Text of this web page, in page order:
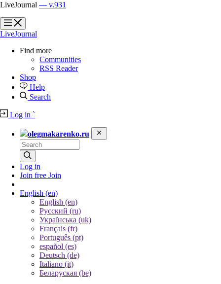
LiveJournal — v.931
?
?
LiveJournal
Find more
Communities
RSS Reader
Shop
Help
Search
Log in `
olegmakarenko.ru
Log in
Join free Join
English (en)
English (en)
Русский (ru)
Українська (uk)
Français (fr)
Português (pt)
español (es)
Deutsch (de)
Italiano (it)
Беларуская (be)